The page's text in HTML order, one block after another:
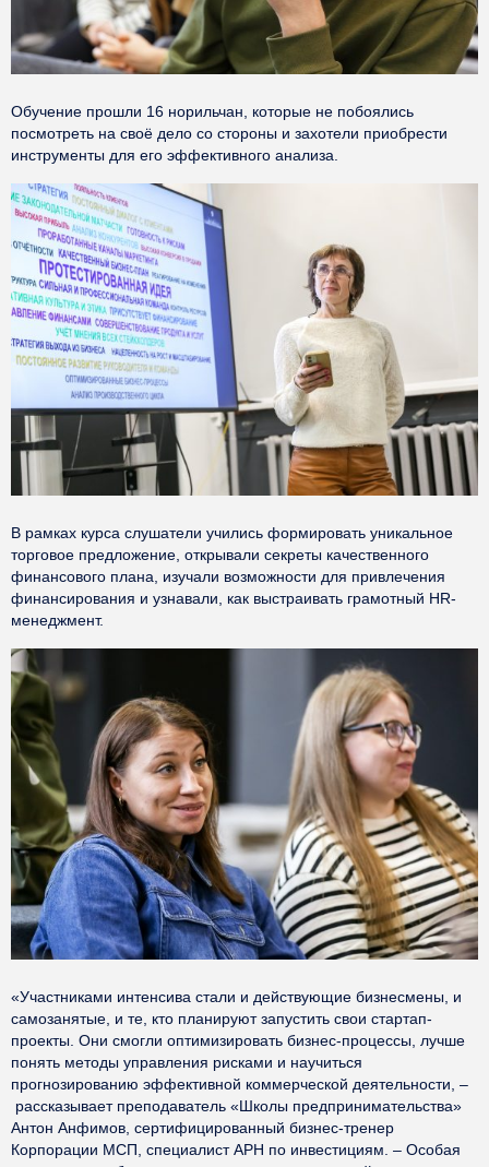
Обучение прошли 16 норильчан, которые не побоялись
посмотреть на своё дело со стороны и захотели приобрести
инструменты для его эффективного анализа.
В рамках курса слушатели учились формировать уникальное
торговое предложение, открывали секреты качественного
финансового плана, изучали возможности для привлечения
финансирования и узнавали, как выстраивать грамотный HR-
менеджмент.
«Участниками интенсива стали и действующие бизнесмены, и
самозанятые, и те, кто планируют запустить свои стартап-
проекты. Они смогли оптимизировать бизнес-процессы, лучше
понять методы управления рисками и научиться
прогнозированию эффективной коммерческой деятельности, –
рассказывает преподаватель «Школы предпринимательства»
Антон Анфимов, сертифицированный бизнес-тренер
Корпорации МСП, специалист АРН по инвестициям. – Особая